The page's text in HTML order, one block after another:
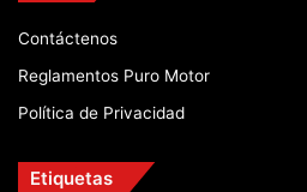
Contáctenos
Reglamentos Puro Motor
Política de Privacidad
Etiquetas